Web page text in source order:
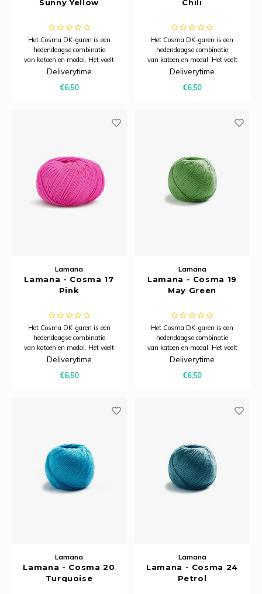
Sunny Yellow
Het Cosma DK-garen is een
hedendaagse combinatie
van katoen en modal. Het voelt
heerlijk zacht aan, heeft een
model is het bijzonder ademend.
Deliverytime
€6,50
Chili
Het Cosma DK-garen is een
hedendaagse combinatie
van katoen en modal. Het voelt
heerlijk zacht aan, heeft een
model is het bijzonder ademend.
Deliverytime
€6,50
Lamana
Lamana - Cosma 17
Pink
Het Cosma DK-garen is een
hedendaagse combinatie
van katoen en modal. Het voelt
heerlijk zacht aan, heeft een
model is het bijzonder ademend.
Deliverytime
€6,50
Lamana
Lamana - Cosma 19
May Green
Het Cosma DK-garen is een
hedendaagse combinatie
van katoen en modal. Het voelt
heerlijk zacht aan, heeft een
model is het bijzonder ademend.
Deliverytime
€6,50
Lamana
Lamana - Cosma 20
Turquoise
Lamana
Lamana - Cosma 24
Petrol